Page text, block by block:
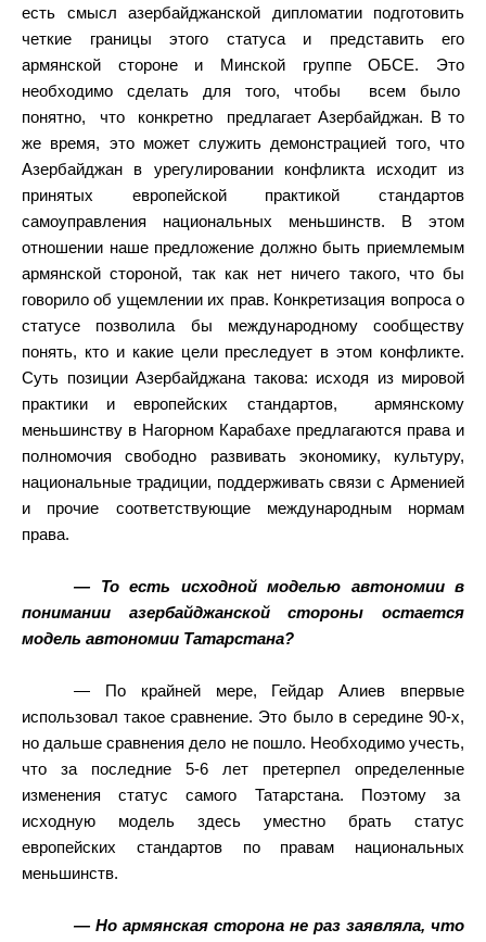
есть смысл азербайджанской дипломатии подготовить
четкие границы этого статуса и представить его
армянской стороне и Минской группе ОБСЕ. Это
необходимо сделать для того, чтобы
всем было
понятно,
что конкретно
предлагает Азербайджан. В то
же время, это может служить демонстрацией того, что
Азербайджан в урегулировании конфликта исходит из
принятых европейской практикой стандартов
самоуправления национальных меньшинств. В этом
отношении наше предложение должно быть приемлемым
армянской стороной, так как нет ничего такого, что бы
говорило об ущемлении их прав. Конкретизация вопроса о
статусе позволила бы международному сообществу
понять, кто и какие цели преследует в этом конфликте.
Суть позиции Азербайджана такова: исходя из мировой
практики и европейских стандартов,
армянскому
меньшинству в Нагорном Карабахе предлагаются права и
полномочия свободно развивать экономику, культуру,
национальные традиции, поддерживать связи с Арменией
и прочие соответствующие международным нормам
права.
— То есть исходной моделью автономии в
понимании азербайджанской стороны остается
модель автономии Татарстана?
— По крайней мере, Гейдар Алиев впервые
использовал такое сравнение. Это было в середине 90-х,
но дальше сравнения дело не пошло. Необходимо учесть,
что за последние 5-6 лет претерпел определенные
изменения статус самого Татарстана. Поэтому за
исходную модель здесь уместно брать статус
европейских стандартов по правам национальных
меньшинств.
— Но армянская сторона не раз заявляла, что